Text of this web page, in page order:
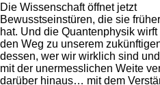
Die Wissenschaft öffnet jetzt
Bewusstseinstüren, die sie
hat. Und die Quantenphysik
den Weg zu unserem
dessen, wer wir wirklich sind
mit der unermesslichen Weite
darüber hinaus… mit dem